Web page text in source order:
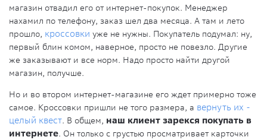
магазин отвадил его от интернет-покупок. Менеджер
нахамил по телефону, заказ шел два месяца. А там и лето
прошло, кроссовки уже не нужны. Покупатель подумал: ну,
первый блин комом, наверное, просто не повезло. Другие
же заказывают и все норм. Надо просто найти другой
магазин, получше.
Но и во втором интернет-магазине его ждет примерно тоже
самое. Кроссовки пришли не того размера, а вернуть их -
целый квест. В общем, наш клиент зарекся покупать в
интернете. Он только с грустью просматривает карточки